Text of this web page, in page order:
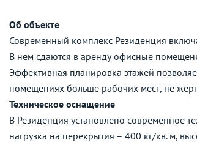
Об объекте
Современный комплекс Резиденция
В нем сдаются в аренду офисные
Эффективная планировка этажей
помещениях больше рабочих мест, не
Техническое оснащение
В Резиденция установлено современное
нагрузка на перекрытия – 400 кг/кв. м,